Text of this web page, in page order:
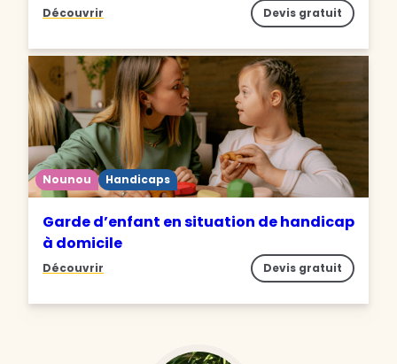
Découvrir Devis gratuit
Nounou Handicaps
Garde d’enfant en situation de handicap
à domicile
Découvrir Devis gratuit